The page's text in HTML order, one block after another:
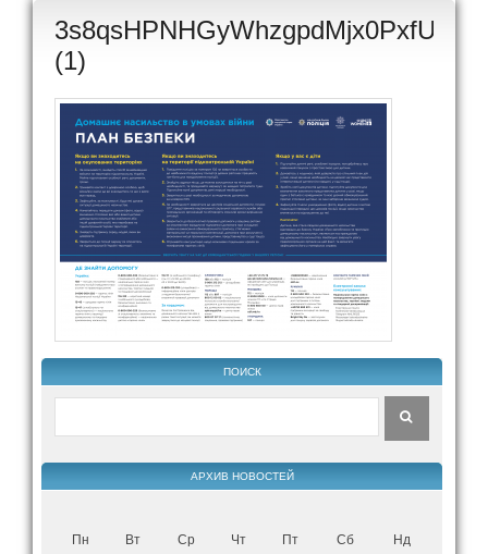
(1)
ПОИСК
АРХИВ НОВОСТЕЙ
Пн Вт Ср Чт Пт Сб Нд